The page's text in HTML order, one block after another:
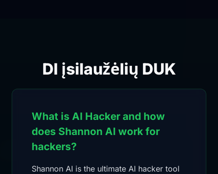
DI įsilaužėlių DUK
What is AI Hacker and how
does Shannon AI work for
hackers?
Shannon AI is the ultimate AI hacker tool